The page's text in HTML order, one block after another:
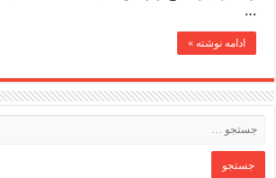
…
ادامه نوشته »